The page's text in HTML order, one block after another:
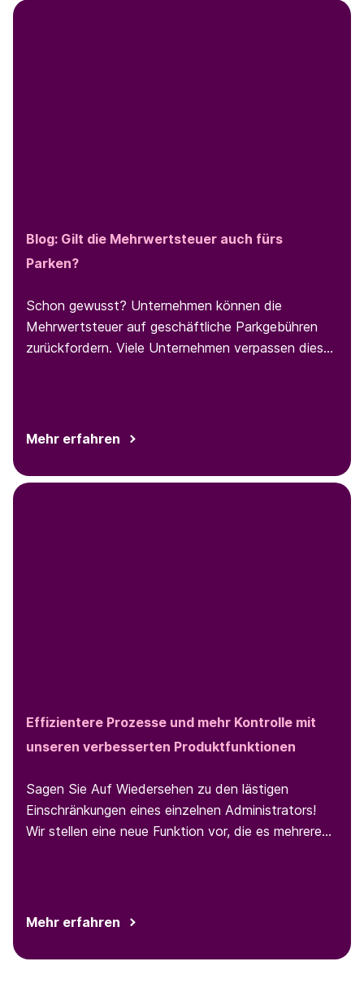
Blog: Gilt die Mehrwertsteuer auch fürs
Parken?
Schon gewusst? Unternehmen können die
Mehrwertsteuer auf geschäftliche Parkgebühren
zurückfordern. Viele Unternehmen verpassen diese
Parkvorgänge und zeigen, wie Sie diese Möglichkeit
Mehr erfahren
Effizientere Prozesse und mehr Kontrolle mit
unseren verbesserten Produktfunktionen
Sagen Sie Auf Wiedersehen zu den lästigen
Einschränkungen eines einzelnen Administrators!
Wir stellen eine neue Funktion vor, die es mehreren
Jonglieren mehr mit Anmeldungen, Weitergabe von
Kontoswitches.
Mehr erfahren